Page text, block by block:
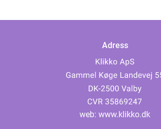
Adress
web: www.klikko.dk